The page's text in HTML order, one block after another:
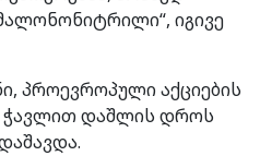
იგივე
პროევროპული აქციების
ჭავლით დაშლის დროს